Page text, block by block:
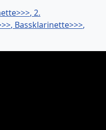
, 2.
, Bassklarinette>>>,